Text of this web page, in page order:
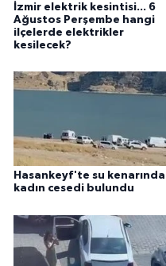
İzmir elektrik kesintisi... 6
Ağustos Perşembe hangi
ilçelerde elektrikler
kesilecek?
Hasankeyf'te su kenarında
kadın cesedi bulundu